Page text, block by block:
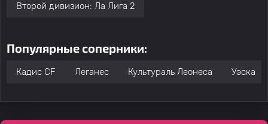
Второй дивизион: Ла Лига 2
Популярные соперники:
Кадис CF Леганес Культураль Леонеса Уэска